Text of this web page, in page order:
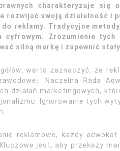
charakteryzuje się
rozwijać swoją działalność i
reklamy. Tradycyjne
cyfrowym. Zrozumienie
silną markę i zapewnić
warto zaznaczyć, że
Naczelna Rada
działań marketingowych,
Ignorowanie tych
reklamowe, każdy
jest, aby przekazy